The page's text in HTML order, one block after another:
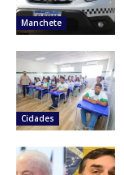
Manchete
Cidades